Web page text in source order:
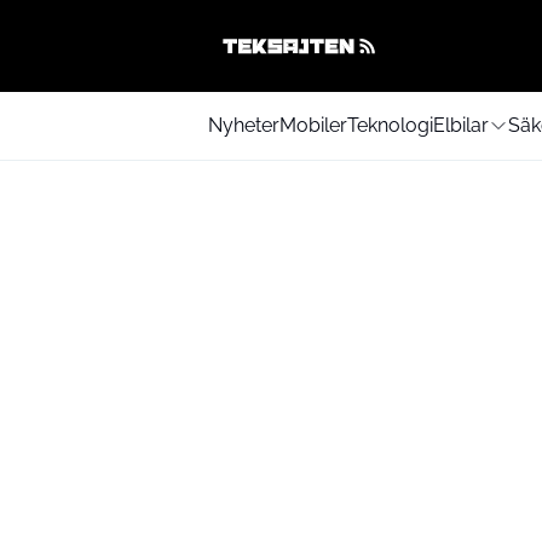
NyheterMobilerTeknologiElbilar